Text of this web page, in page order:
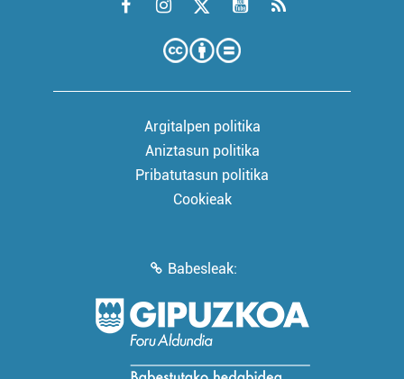
Argitalpen politika
Aniztasun politika
Pribatutasun politika
Cookieak
Babesleak: